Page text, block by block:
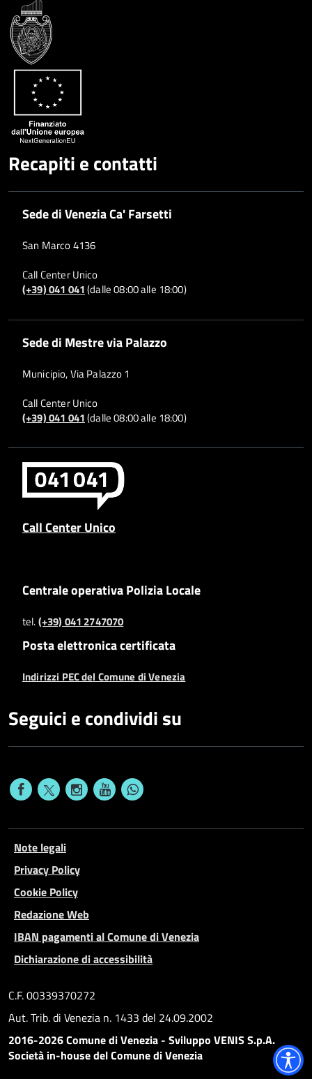
Recapiti e contatti
Sede di Venezia Ca' Farsetti
San Marco 4136
Call Center Unico
(+39) 041 041(dalle 08:00 alle 18:00)
Sede di Mestre via Palazzo
Municipio, Via Palazzo 1
Call Center Unico
(+39) 041 041(dalle 08:00 alle 18:00)
Call Center Unico
Centrale operativa Polizia Locale
tel.(+39) 041 2747070
Posta elettronica certificata
Indirizzi PEC del Comune di Venezia
Seguici e condividi su
Note legali
Privacy Policy
Cookie Policy
Redazione Web
IBAN pagamenti al Comune di Venezia
Dichiarazione di accessibilità
C.F. 00339370272
Aut. Trib. di Venezia n. 1433 del 24.09.2002
2016-2026 Comune di Venezia - Sviluppo VENIS S.p.A.
Società in-house del Comune di Venezia